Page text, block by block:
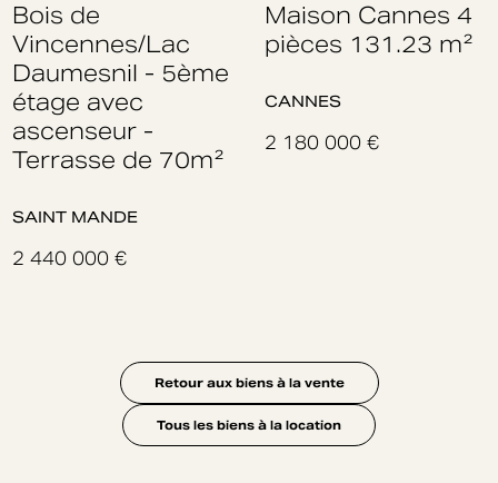
Bois de
Vincennes/Lac
Daumesnil - 5ème
étage avec
ascenseur -
Terrasse de 70m²
SAINT MANDE
2 440 000 €
Maison Cannes 4
pièces 131.23 m²
CANNES
2 180 000 €
Retour aux biens à la vente
Tous les biens à la location